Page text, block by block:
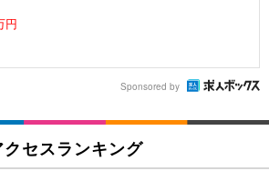
円
Sponsored by
クセスランキング